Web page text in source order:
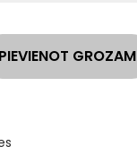
PIEVIENOT GROZAM